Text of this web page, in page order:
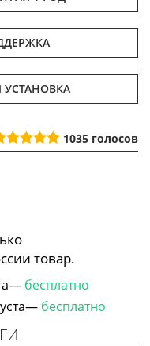
1035 голосов
товар.
бесплатно
бесплатно